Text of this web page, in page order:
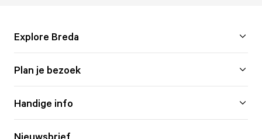
Explore Breda
Plan je bezoek
Handige info
Nieuwsbrief